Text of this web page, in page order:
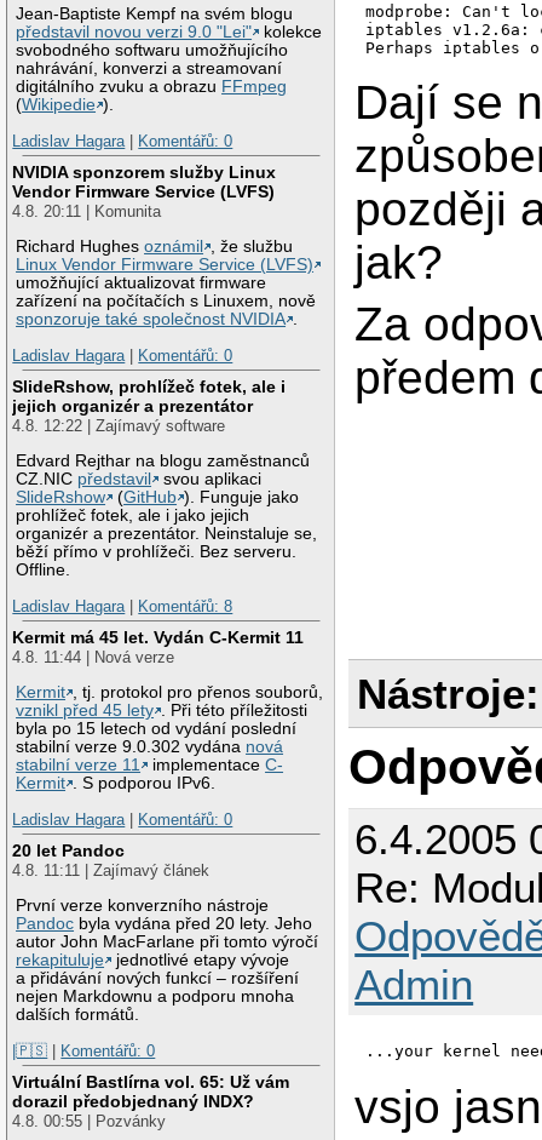
Jean-Baptiste Kempf na svém blogu
představil novou verzi 9.0 "Lei"
kolekce
svobodného softwaru umožňujícího
nahrávání, konverzi a streamovaní
digitálního zvuku a obrazu FFmpeg
(Wikipedie ).
Ladislav Hagara
Komentářů: 0
NVIDIA sponzorem služby Linux
Vendor Firmware Service (LVFS)
4.8. 20:11 | Komunita
Richard Hughesoznámil
, že službu
Linux Vendor Firmware Service (LVFS)
umožňující aktualizovat firmware
zařízení na počítačích s Linuxem, nově
sponzoruje také společnost NVIDIA .
Ladislav Hagara | Komentářů: 0
SlideRshow, prohlížeč fotek, ale i
jejich organizér a prezentátor
4.8. 12:22 | Zajímavý software
Edvard Rejthar na blogu zaměstnanců
CZ.NIC představil
svou aplikaci
SlideRshow
(GitHub ). Funguje jako
prohlížeč fotek, ale i jako jejich
organizér a prezentátor. Neinstaluje se,
běží přímo v prohlížeči. Bez serveru.
Offline.
Ladislav Hagara | Komentářů: 8
Kermit má 45 let. Vydán C-Kermit 11
4.8. 11:44 | Nová verze
Kermit , tj. protokol pro přenos souborů,
vznikl před 45 lety . Při této příležitosti
byla po 15 letech od vydání poslední
stabilní verze 9.0.302 vydána nová
stabilní verze 11
implementaceC-
Kermit . S podporou IPv6.
Ladislav Hagara | Komentářů: 0
20 let Pandoc
4.8. 11:11 | Zajímavý článek
První verze konverzního nástroje
Pandoc byla vydána před 20 lety. Jeho
autor John MacFarlane při tomto výročí
rekapituluje
jednotlivé etapy vývoje
a přidávání nových funkcí – rozšíření
nejen Markdownu a podporu mnoha
dalších formátů.
|🇵🇸 | Komentářů: 0
Virtuální Bastlírna vol. 65: Už vám
dorazil předobjednaný INDX?
4.8. 00:55 | Pozvánky
modprobe: Can't
iptables
Dají se
později
jak?
Za
předem
Nástroje:
6.4.2005
Re:
Admin
vsjo